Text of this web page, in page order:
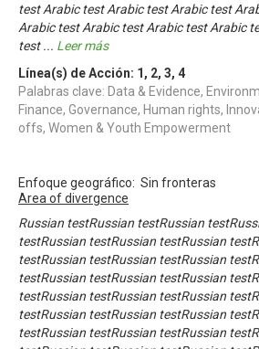
test Arabic test Arabic test Arabic test
Arabic test Arabic test Arabic test Arabic
test... Leer más
Línea(s) de Acción: 1 , 2, 3, 4
Palabras clave: Data & Evidence,
Finance, Governance, Human rights,
offs, Women & Youth Empowerment
Enfoque geográfico: Sin fronteras
Area of divergence
Russian testRussian testRussian
testRussian testRussian testRussian
testRussian testRussian testRussian
testRussian testRussian testRussian
testRussian testRussian testRussian
testRussian testRussian testRussian
testRussian testRussian testRussian